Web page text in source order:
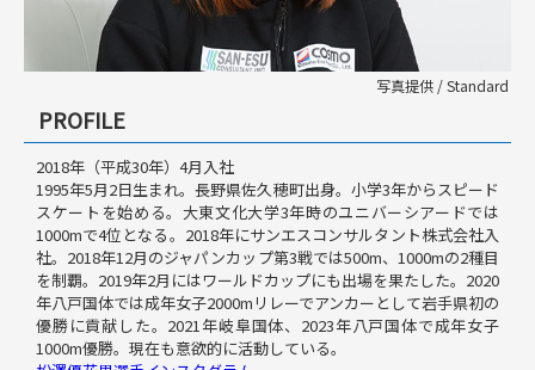
写真提供 / Standard
PROFILE
2018年（平成30年）4月入社
1995年5月2日生まれ。長野県佐久穂町出身。小学3年からスピード
スケートを始める。大東文化大学3年時のユニバーシアードでは
1000mで4位となる。2018年にサンエスコンサルタント株式会社入
社。2018年12月のジャパンカップ第3戦では500m、1000mの2種目
を制覇。2019年2月にはワールドカップにも出場を果たした。2020
年八戸国体では成年女子2000mリレーでアンカーとして岩手県初の
優勝に貢献した。2021年岐阜国体、2023年八戸国体で成年女子
1000m優勝。現在も意欲的に活動している。